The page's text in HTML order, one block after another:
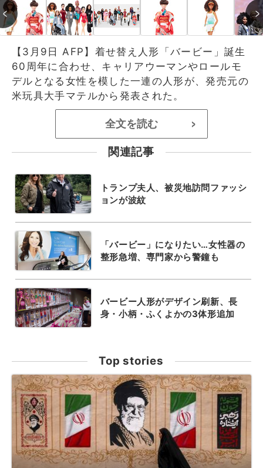
【3月9日 AFP】着せ替え人形「バービー」誕生
60周年に合わせ、キャリアウーマンやロールモ
デルとなる女性を模した一連の人形が、発売元の
米玩具大手マテルから発表された。
全文を読む >
関連記事
トランプ夫人、被災地訪問ファッシ
ョンが波紋
「バービー」になりたい…女性器の
整形急増、専門家から警鐘も
バービー人形がデザイン刷新、長
身・小柄・ふくよかの3体形追加
Top stories